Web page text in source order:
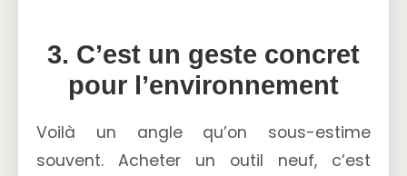
3. C’est un geste concret
pour l’environnement
Voilà un angle qu’on sous-estime
souvent. Acheter un outil neuf, c’est